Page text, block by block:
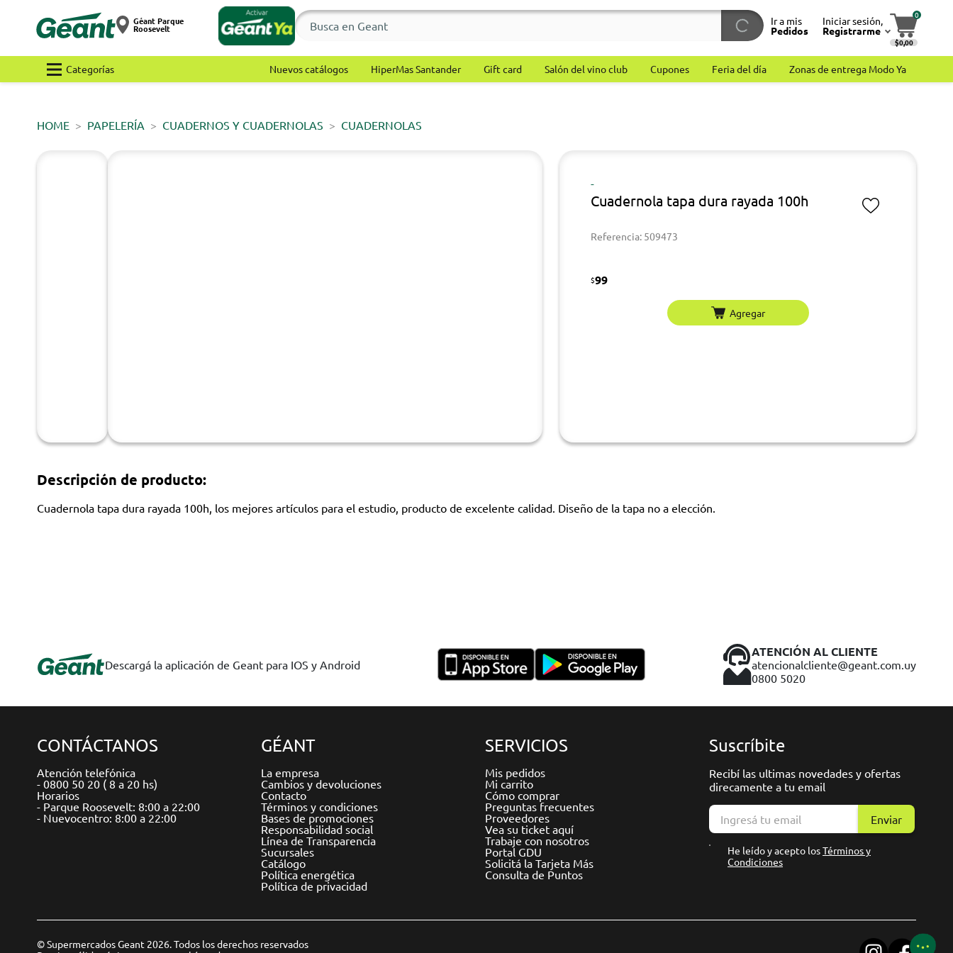
Géant Parque
Roosevelt
Ir a mis
Pedidos
Iniciar sesión,
Registrarme
0
$0,00
Categorías Nuevos catálogos HiperMas Santander Gift card Salón del vino club Cupones Feria del día Zonas de entrega Modo Ya
HOME PAPELERÍA CUADERNOS Y CUADERNOLAS CUADERNOLAS
-
Cuadernola tapa dura rayada 100h
Referencia: 509473
$99
Agregar
Descripción de producto:
Cuadernola tapa dura rayada 100h, los mejores artículos para el estudio, producto de excelente calidad. Diseño de la tapa no a elección.
Descargá la aplicación de Geant para IOS y Android
ATENCIÓN AL CLIENTE
atencionalcliente@geant.com.uy
0800 5020
CONTÁCTANOS
Atención telefónica
- 0800 50 20 ( 8 a 20 hs)
Horarios
- Parque Roosevelt: 8:00 a 22:00
- Nuevocentro: 8:00 a 22:00
GÉANT
La empresa
Cambios y devoluciones
Contacto
Términos y condiciones
Bases de promociones
Responsabilidad social
Línea de Transparencia
Sucursales
Catálogo
Política energética
Política de privacidad
SERVICIOS
Mis pedidos
Mi carrito
Cómo comprar
Preguntas frecuentes
Proveedores
Vea su ticket aquí
Trabaje con nosotros
Portal GDU
Solicitá la Tarjeta Más
Consulta de Puntos
Suscríbite
Recibí las ultimas novedades y ofertas
direcamente a tu email
Enviar
He leído y acepto losTérminos y
Condiciones
© Supermercados Geant 2026. Todos los derechos reservados